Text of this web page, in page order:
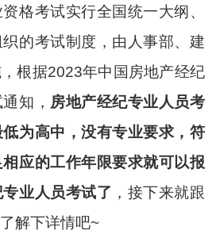
格考试实行全国统一大纲、
的考试制度，由人事部、建
根据2023年中国房地产经纪
知， 房地产经纪专业人员考
为高中，没有专业要求，符
应的工作年限要求就可以报
业人员考试了 ，接下来就跟
解下详情吧~